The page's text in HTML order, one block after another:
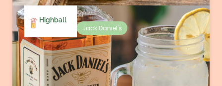
Highball
Jack Daniel's